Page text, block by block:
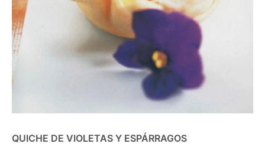
QUICHE DE VIOLETAS Y ESPÁRRAGOS